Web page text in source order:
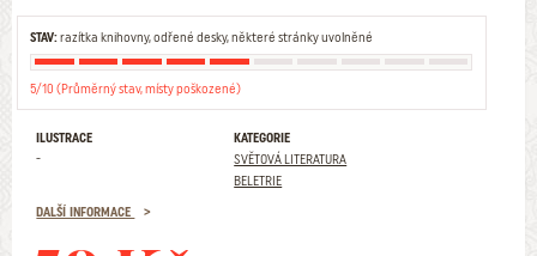
STAV:razítka knihovny, odřené desky, některé stránky uvolněné
5/10 (Průměrný stav, místy poškozené)
ILUSTRACE
-
KATEGORIE
SVĚTOVÁ LITERATURA
BELETRIE
DALŠÍ INFORMACE